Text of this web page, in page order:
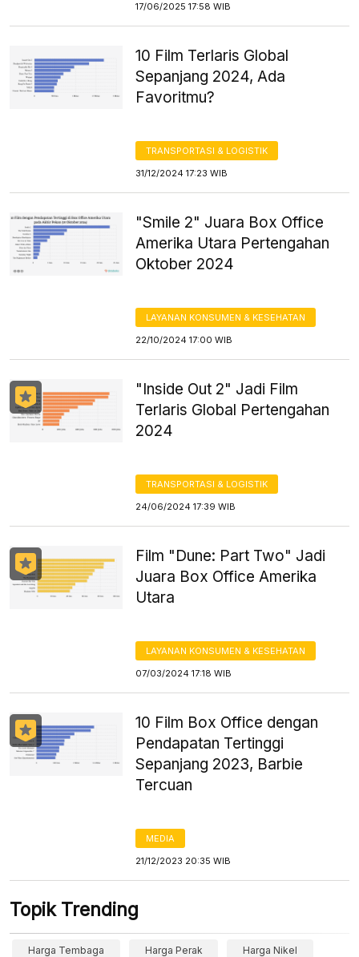
17/06/2025 17:58 WIB
10 Film Terlaris Global
Sepanjang 2024, Ada
Favoritmu?
TRANSPORTASI & LOGISTIK
31/12/2024 17:23 WIB
"Smile 2" Juara Box Office
Amerika Utara Pertengahan
Oktober 2024
LAYANAN KONSUMEN & KESEHATAN
22/10/2024 17:00 WIB
"Inside Out 2" Jadi Film
Terlaris Global Pertengahan
2024
TRANSPORTASI & LOGISTIK
24/06/2024 17:39 WIB
Film "Dune: Part Two" Jadi
Juara Box Office Amerika
Utara
LAYANAN KONSUMEN & KESEHATAN
07/03/2024 17:18 WIB
10 Film Box Office dengan
Pendapatan Tertinggi
Sepanjang 2023, Barbie
Tercuan
MEDIA
21/12/2023 20:35 WIB
Topik Trending
Harga Tembaga Harga Perak Harga Nikel